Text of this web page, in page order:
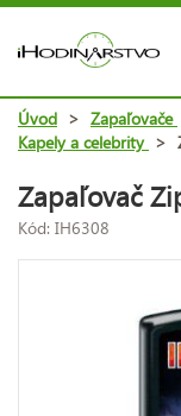
Úvod > Zapaľovače
Kapely a celebrity >
Zapaľovač
Kód: IH6308